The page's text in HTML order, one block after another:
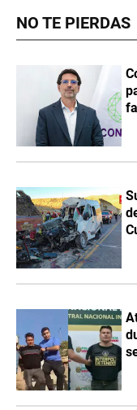
NO TE PIERDAS